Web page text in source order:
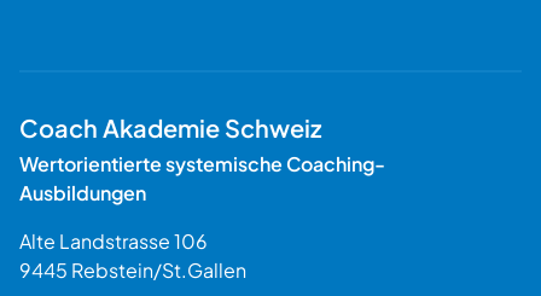
Coach Akademie Schweiz
Wertorientierte systemische Coaching-
Ausbildungen
Alte Landstrasse 106
9445 Rebstein/St.Gallen